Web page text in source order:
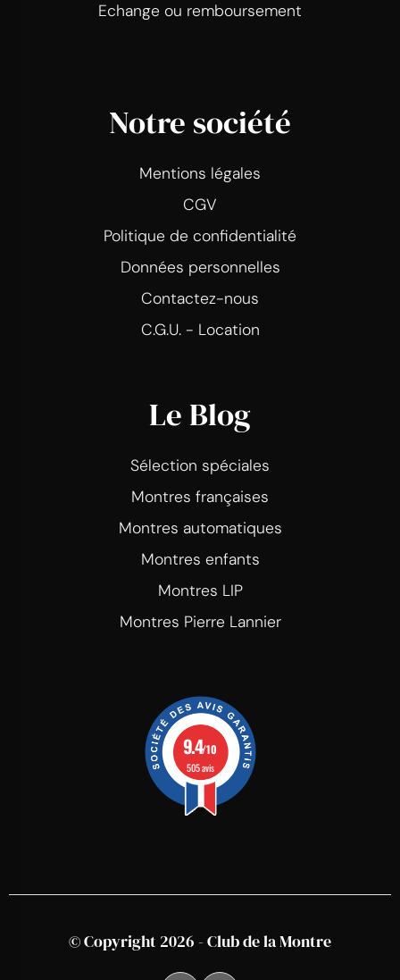
Echange ou remboursement
Notre société
Mentions légales
CGV
Politique de confidentialité
Données personnelles
Contactez-nous
C.G.U. - Location
Le Blog
Sélection spéciales
Montres françaises
Montres automatiques
Montres enfants
Montres LIP
Montres Pierre Lannier
9.4/10
505 avis
© Copyright 2026 - Club de la Montre